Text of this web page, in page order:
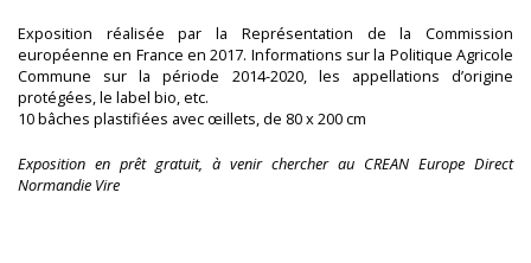
Exposition réalisée par la Représentation de la Commission
européenne en France en 2017. Informations sur la Politique Agricole
Commune sur la période 2014-2020, les appellations d’origine
protégées, le label bio, etc.
10 bâches plastifiées avec œillets, de 80 x 200 cm
Exposition en prêt gratuit, à venir chercher au CREAN Europe Direct
Normandie Vire